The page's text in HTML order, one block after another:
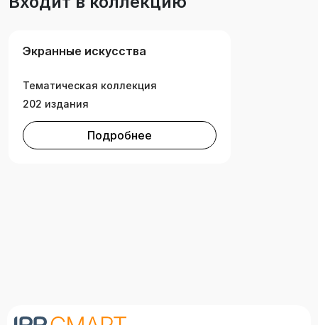
Экранные искусства
Тематическая коллекция
202 издания
Подробнее